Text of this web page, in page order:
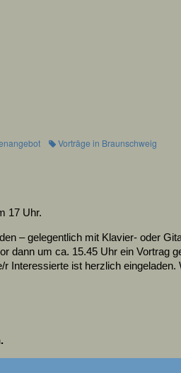
Vorträge in Braunschweig
17 Uhr.
– gelegentlich mit Klavier- oder
um ca. 15.45 Uhr ein Vortrag
Interessierte ist herzlich eingeladen.